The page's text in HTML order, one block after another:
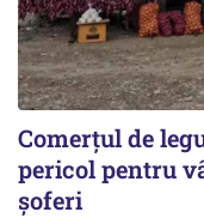
Comerțul de
pericol pentru
șoferi